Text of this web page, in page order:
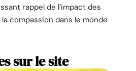
rappel de l’impact des
compassion dans le monde
sur le site